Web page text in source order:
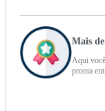
Mais
Aqui
pronta